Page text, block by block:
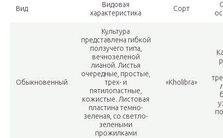
Вид
Видовая
характеристика
Сорт
Обыкновенный
Культура
представлена гибкой
ползучего типа,
вечнозеленой
лианой. Листья
очередные, простые,
трех- и
пятилопастные,
кожистые. Листовая
пластина темно-
зеленая, со светло-
зелеными
прожилками
«Kholibra»